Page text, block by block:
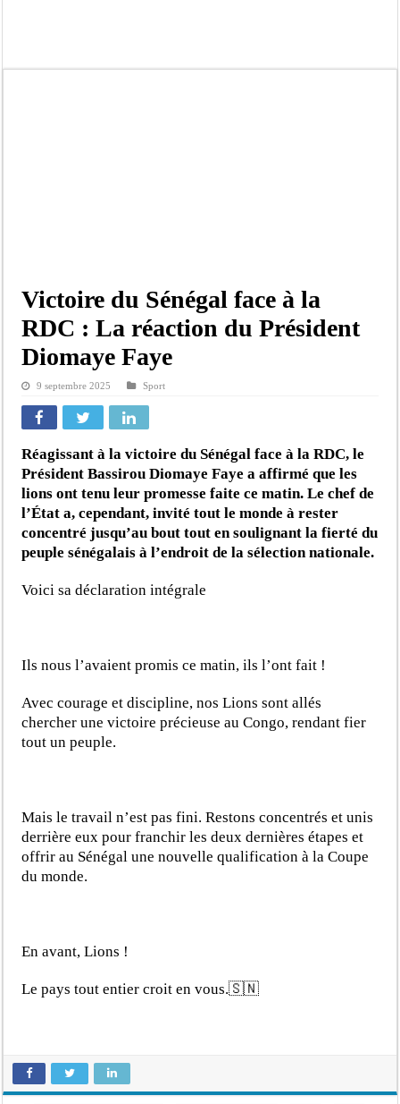
Victoire du Sénégal face à la
RDC : La réaction du Président
Diomaye Faye
9 septembre 2025 Sport
Réagissant à la victoire du Sénégal face à la RDC, le
Président Bassirou Diomaye Faye a affirmé que les
lions ont tenu leur promesse faite ce matin. Le chef de
l’État a, cependant, invité tout le monde à rester
concentré jusqu’au bout tout en soulignant la fierté du
peuple sénégalais à l’endroit de la sélection nationale.
Voici sa déclaration intégrale
Ils nous l’avaient promis ce matin, ils l’ont fait !
Avec courage et discipline, nos Lions sont allés
chercher une victoire précieuse au Congo, rendant fier
tout un peuple.
Mais le travail n’est pas fini. Restons concentrés et unis
derrière eux pour franchir les deux dernières étapes et
offrir au Sénégal une nouvelle qualification à la Coupe
du monde.
En avant, Lions !
Le pays tout entier croit en vous.🇸🇳